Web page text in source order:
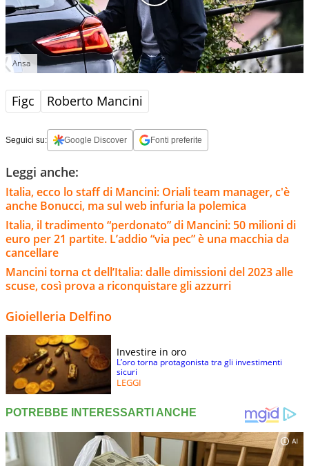
Ansa
Figc Roberto Mancini
Seguici su: Google Discover Fonti preferite
Leggi anche:
Italia, ecco lo staff di Mancini: Oriali team manager, c'è
anche Bonucci, ma sul web infuria la polemica
Italia, il tradimento “perdonato” di Mancini: 50 milioni di
euro per 21 partite. L’addio “via pec” è una macchia da
cancellare
Mancini torna ct dell’Italia: dalle dimissioni del 2023 alle
scuse, così prova a riconquistare gli azzurri
Gioielleria Delfino
Investire in oro
L’oro torna protagonista tra gli investimenti
sicuri
LEGGI